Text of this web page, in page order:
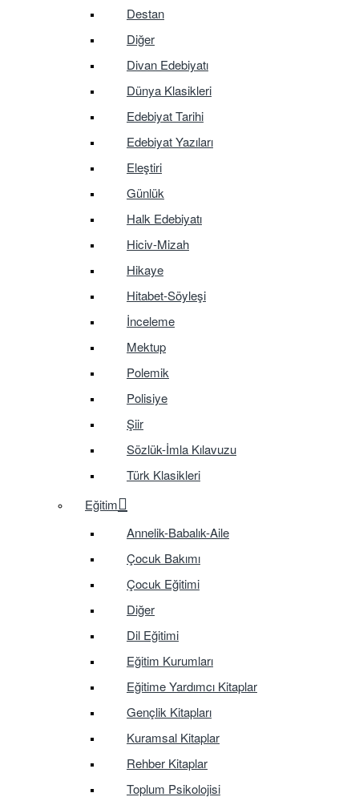
Destan
Diğer
Divan Edebiyatı
Dünya Klasikleri
Edebiyat Tarihi
Edebiyat Yazıları
Eleştiri
Günlük
Halk Edebiyatı
Hiciv-Mizah
Hikaye
Hitabet-Söyleşi
İnceleme
Mektup
Polemik
Polisiye
Şiir
Sözlük-İmla Kılavuzu
Türk Klasikleri
Eğitim
Annelik-Babalık-Aile
Çocuk Bakımı
Çocuk Eğitimi
Diğer
Dil Eğitimi
Eğitim Kurumları
Eğitime Yardımcı Kitaplar
Gençlik Kitapları
Kuramsal Kitaplar
Rehber Kitaplar
Toplum Psikolojisi